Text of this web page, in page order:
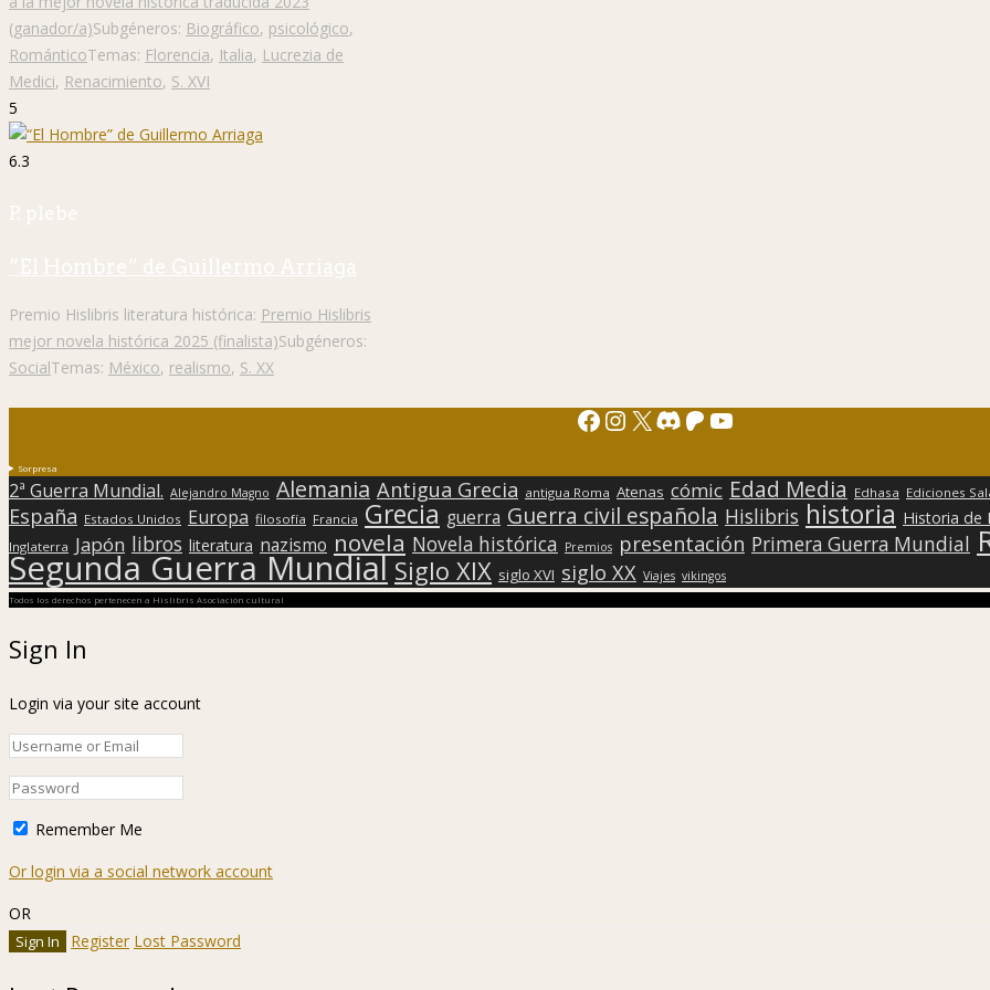
(ganador/a)Subgéneros: Biográfico, psicológico,
RománticoTemas: Florencia, Italia, Lucrezia de
Medici, Renacimiento, S. XVI
5
6.3
P. plebe
“El Hombre” de Guillermo Arriaga
Premio Hislibris literatura histórica: Premio Hislibris
mejor novela histórica 2025 (finalista)Subgéneros:
SocialTemas: México, realismo, S. XX
Facebook
Instagram
X Discord
Patreon
YouTube
Sorpresa
2ª Guerra Mundial. Alejandro Magno Alemania Antigua Grecia antigua Roma Atenas cómic Edad Media Edhasa Ediciones
España Estados Unidos Europa filosofía Francia Grecia guerra Guerra civil española Hislibris historia Historia de
Inglaterra Japón libros literatura nazismo novela Novela histórica Premios presentación Primera Guerra Mundial
Segunda Guerra Mundial Siglo XIX siglo XVI siglo XX Viajes vikingos
Todos los derechos pertenecen a Hislibris Asociación cultural
Sign In
Login via your site account
Remember Me
Or login via a social network account
OR
Register Lost Password